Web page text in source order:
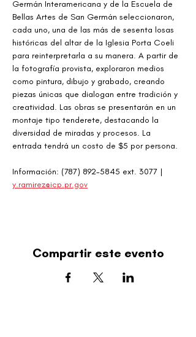
Germán Interamericana y de la Escuela de
Bellas Artes de San Germán seleccionaron,
cada uno, una de las más de sesenta losas
históricas del altar de la Iglesia Porta Coeli
para reinterpretarla a su manera. A partir de
la fotografía provista, exploraron medios
como pintura, dibujo y grabado, creando
piezas únicas que dialogan entre tradición y
creatividad. Las obras se presentarán en un
montaje tipo tenderete, destacando la
diversidad de miradas y procesos. La
entrada tendrá un costo de $5 por persona.
Información: (787) 892-5845 ext. 3077 |
y.ramirez@icp.pr.gov
Compartir este evento